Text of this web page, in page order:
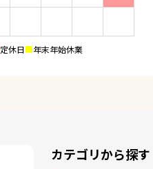
定休日■年末年始休業
カテゴリから探す